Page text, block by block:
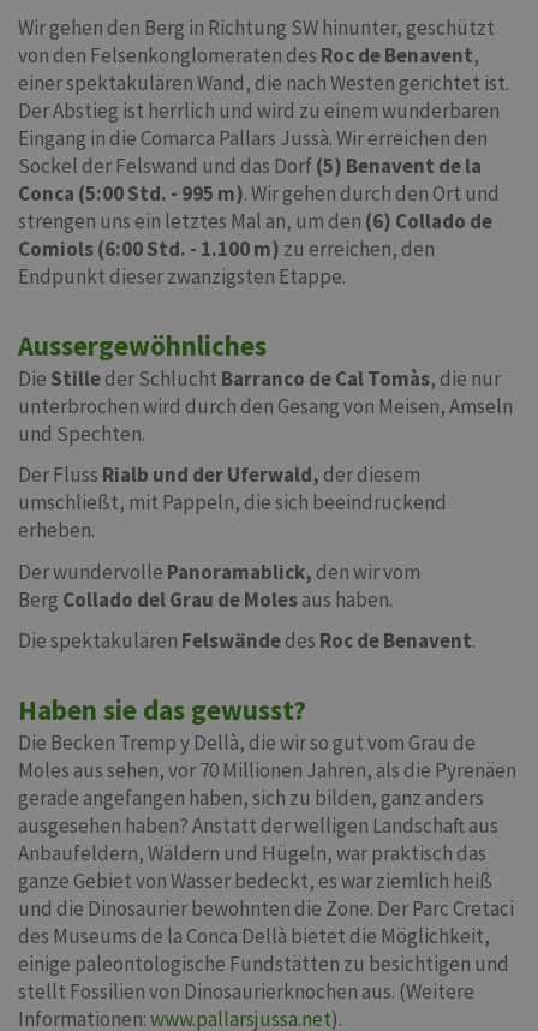
Wir gehen den Berg in Richtung SW hinunter, geschützt
von den Felsenkonglomeraten des Roc de Benavent,
einer spektakulären Wand, die nach Westen gerichtet ist.
Der Abstieg ist herrlich und wird zu einem wunderbaren
Eingang in die Comarca Pallars Jussà. Wir erreichen den
Sockel der Felswand und das Dorf(5) Benavent de la
Conca (5:00 Std. - 995 m). Wir gehen durch den Ort und
strengen uns ein letztes Mal an, um den (6) Collado de
Comiols (6:00 Std. - 1.100 m) zu erreichen, den
Endpunkt dieser zwanzigsten Etappe.
Aussergewöhnliches
Die Stilleder Schlucht Barranco de Cal Tomàs, die nur
unterbrochen wird durch den Gesang von Meisen, Amseln
und Spechten.
Der Fluss Rialb und der Uferwald, der diesem
umschließt, mit Pappeln, die sich beeindruckend
erheben.
Der wundervolle Panoramablick, den wir vom
Berg Collado del Grau de Molesaus haben.
Die spektakulären Felswändedes Roc de Benavent.
Haben sie das gewusst?
Die Becken Tremp y Dellà, die wir so gut vom Grau de
Moles aus sehen, vor 70 Millionen Jahren, als die Pyrenäen
gerade angefangen haben, sich zu bilden, ganz anders
ausgesehen haben? Anstatt der welligen Landschaft aus
Anbaufeldern, Wäldern und Hügeln, war praktisch das
ganze Gebiet von Wasser bedeckt, es war ziemlich heiß
und die Dinosaurier bewohnten die Zone. Der Parc Cretaci
des Museums de la Conca Dellà bietet die Möglichkeit,
einige paleontologische Fundstätten zu besichtigen und
stellt Fossilien von Dinosaurierknochen aus. (Weitere
Informationen:www.pallarsjussa.net).